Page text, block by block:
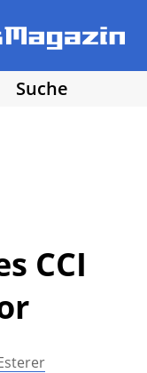
Suche
CCI